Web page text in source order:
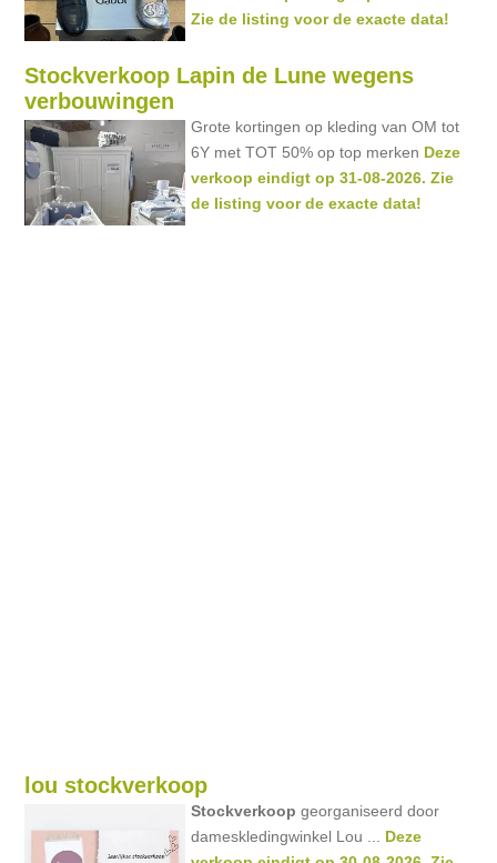
Zie de listing voor de exacte data!
Stockverkoop Lapin de Lune wegens
verbouwingen
Grote kortingen op kleding van OM tot
6Y met TOT 50% op top merken Deze
verkoop eindigt op 31-08-2026. Zie
de listing voor de exacte data!
lou stockverkoop
Stockverkoop georganiseerd door
dameskledingwinkel Lou ... Deze